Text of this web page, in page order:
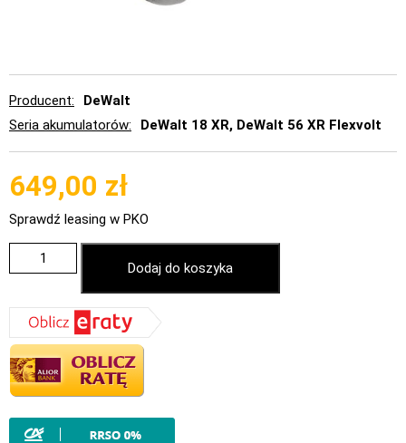
Producent
DeWalt
Seria akumulatorów
DeWalt 18 XR, DeWalt 56 XR Flexvolt
649,00 zł
Sprawdź leasing w PKO
Dodaj do koszyka